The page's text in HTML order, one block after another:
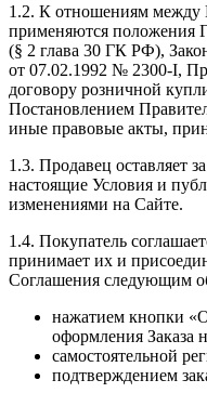
1.2. К отношениям между
применяются положения
(§ 2 глава 30 ГК РФ),
от 07.02.1992 № 2300-I,
договору розничной
Постановлением
иные правовые акты,
1.3. Продавец оставляет
настоящие Условия и
изменениями на Сайте.
1.4. Покупатель
принимает их и
Соглашения следующим
нажатием кнопки
оформления Заказа
самостоятельной
подтверждением